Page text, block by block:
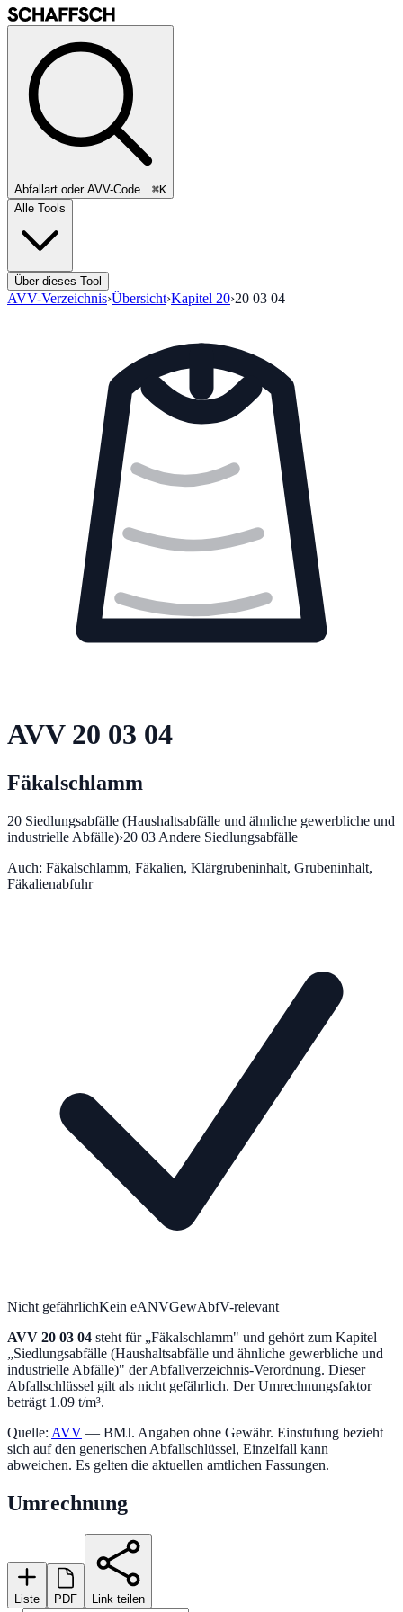
Abfallart oder AVV-Code…⌘K
Alle Tools
Über dieses Tool
AVV-Verzeichnis›Übersicht›Kapitel 20›20 03 04
AVV 20 03 04
Fäkalschlamm
20 Siedlungsabfälle (Haushaltsabfälle und ähnliche gewerbliche und
industrielle Abfälle)›20 03 Andere Siedlungsabfälle
Auch: Fäkalschlamm, Fäkalien, Klärgrubeninhalt, Grubeninhalt,
Fäkalienabfuhr
Nicht gefährlichKein eANVGewAbfV-relevant
AVV 20 03 04 steht für „Fäkalschlamm" und gehört zum Kapitel
„Siedlungsabfälle (Haushaltsabfälle und ähnliche gewerbliche und
industrielle Abfälle)" der Abfallverzeichnis-Verordnung. Dieser
Abfallschlüssel gilt als nicht gefährlich. Der Umrechnungsfaktor
beträgt 1.09 t/m³.
Quelle: AVV — BMJ. Angaben ohne Gewähr. Einstufung bezieht
sich auf den generischen Abfallschlüssel, Einzelfall kann
abweichen. Es gelten die aktuellen amtlichen Fassungen.
Umrechnung
Liste PDF Link teilen